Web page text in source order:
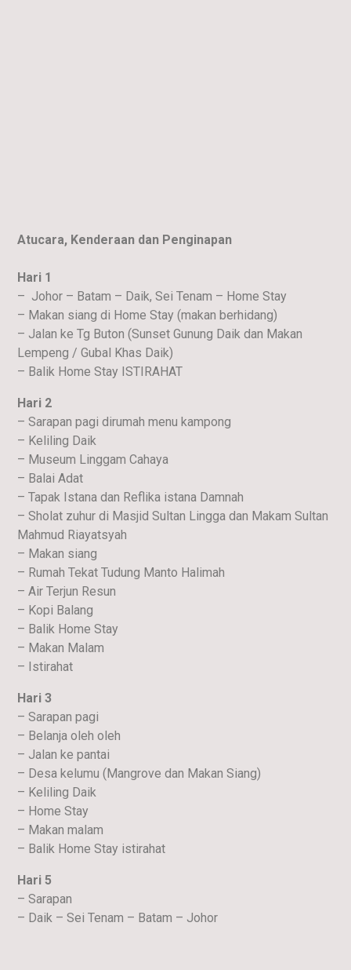
Atucara, Kenderaan dan Penginapan
Hari 1
– Johor – Batam – Daik, Sei Tenam – Home Stay
– Makan siang di Home Stay (makan berhidang)
– Jalan ke Tg Buton (Sunset Gunung Daik dan Makan
Lempeng / Gubal Khas Daik)
– Balik Home Stay ISTIRAHAT
Hari 2
– Sarapan pagi dirumah menu kampong
– Keliling Daik
– Museum Linggam Cahaya
– Balai Adat
– Tapak Istana dan Reflika istana Damnah
– Sholat zuhur di Masjid Sultan Lingga dan Makam Sultan
Mahmud Riayatsyah
– Makan siang
– Rumah Tekat Tudung Manto Halimah
– Air Terjun Resun
– Kopi Balang
– Balik Home Stay
– Makan Malam
– Istirahat
Hari 3
– Sarapan pagi
– Belanja oleh oleh
– Jalan ke pantai
– Desa kelumu (Mangrove dan Makan Siang)
– Keliling Daik
– Home Stay
– Makan malam
– Balik Home Stay istirahat
Hari 5
– Sarapan
– Daik – Sei Tenam – Batam – Johor